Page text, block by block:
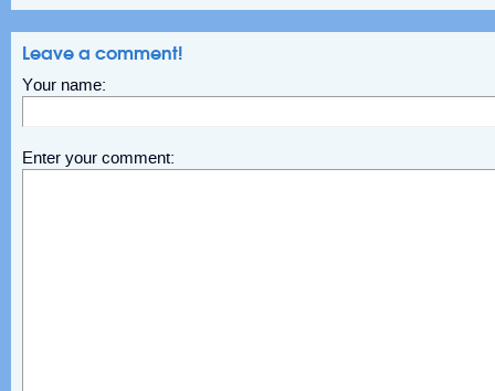
Leave a comment!
Your name:
Enter your comment: